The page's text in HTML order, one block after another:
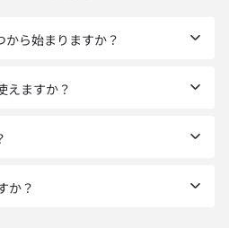
ら始まりますか？
えますか？
か？